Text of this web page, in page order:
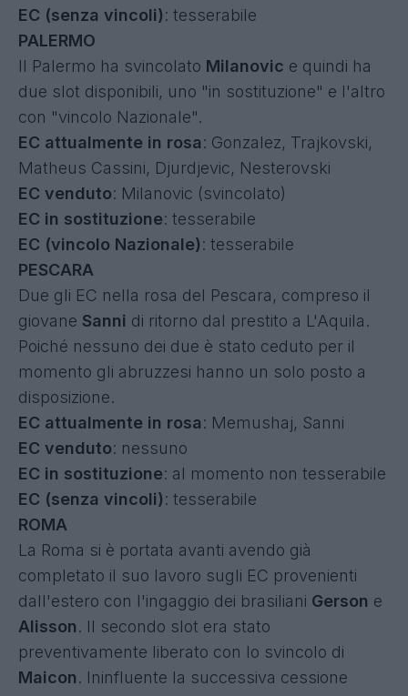
EC (senza vincoli): tesserabile
PALERMO
Il Palermo ha svincolato Milanovic e quindi ha
due slot disponibili, uno "in sostituzione" e l'altro
con "vincolo Nazionale".
EC attualmente in rosa: Gonzalez, Trajkovski,
Matheus Cassini, Djurdjevic, Nesterovski
EC venduto: Milanovic (svincolato)
EC in sostituzione: tesserabile
EC (vincolo Nazionale): tesserabile
PESCARA
Due gli EC nella rosa del Pescara, compreso il
giovane Sanni di ritorno dal prestito a L'Aquila.
Poiché nessuno dei due è stato ceduto per il
momento gli abruzzesi hanno un solo posto a
disposizione.
EC attualmente in rosa: Memushaj, Sanni
EC venduto: nessuno
EC in sostituzione: al momento non tesserabile
EC (senza vincoli): tesserabile
ROMA
La Roma si è portata avanti avendo già
completato il suo lavoro sugli EC provenienti
dall'estero con l'ingaggio dei brasiliani Gerson e
Alisson. Il secondo slot era stato
preventivamente liberato con lo svincolo di
Maicon. Ininfluente la successiva cessione